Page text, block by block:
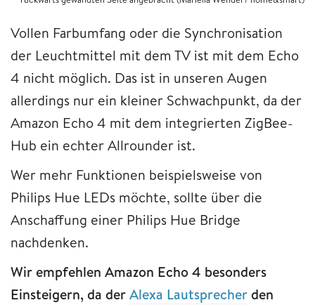
Vollen Farbumfang oder die Synchronisation
der Leuchtmittel mit dem TV ist mit dem Echo
4 nicht möglich. Das ist in unseren Augen
allerdings nur ein kleiner Schwachpunkt, da der
Amazon Echo 4 mit dem integrierten ZigBee-
Hub ein echter Allrounder ist.
Wer mehr Funktionen beispielsweise von
Philips Hue LEDs möchte, sollte über die
Anschaffung einer Philips Hue Bridge
nachdenken.
Wir empfehlen Amazon Echo 4 besonders
Einsteigern, da derAlexa Lautsprecher den